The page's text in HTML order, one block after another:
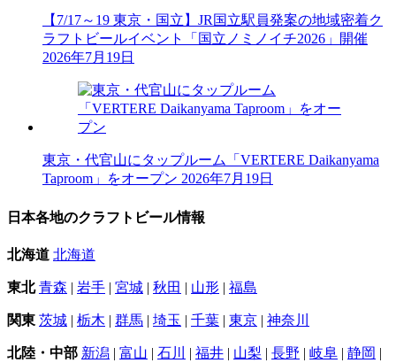
【7/17～19 東京・国立】JR国立駅員発案の地域密着ク
ラフトビールイベント「国立ノミノイチ2026」開催
2026年7月19日
東京・代官山にタップルーム「VERTERE Daikanyama
Taproom」をオープン 2026年7月19日
日本各地のクラフトビール情報
北海道 北海道
東北 青森 | 岩手 | 宮城 | 秋田 | 山形 | 福島
関東 茨城 | 栃木 | 群馬 | 埼玉 | 千葉 | 東京 | 神奈川
北陸・中部 新潟 | 富山 | 石川 | 福井 | 山梨 | 長野 | 岐阜 | 静岡 |